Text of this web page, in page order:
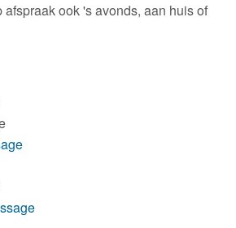
afspraak ook 's avonds, aan huis of